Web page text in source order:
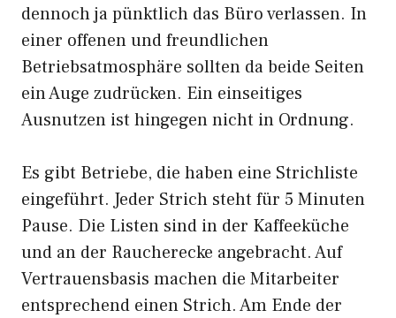
dennoch ja pünktlich das Büro verlassen. In
einer offenen und freundlichen
Betriebsatmosphäre sollten da beide Seiten
ein Auge zudrücken. Ein einseitiges
Ausnutzen ist hingegen nicht in Ordnung.
Es gibt Betriebe, die haben eine Strichliste
eingeführt. Jeder Strich steht für 5 Minuten
Pause. Die Listen sind in der Kaffeeküche
und an der Raucherecke angebracht. Auf
Vertrauensbasis machen die Mitarbeiter
entsprechend einen Strich. Am Ende der